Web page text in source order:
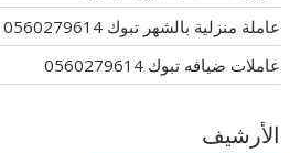
عاملة منزلية بالشهر تبوك 0560279614
عاملات ضيافه تبوك 0560279614
الأرشيف